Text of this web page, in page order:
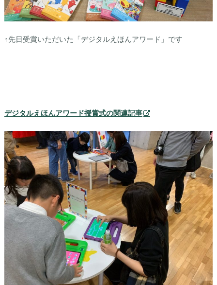
↑先日受賞いただいた「デジタルえほんアワード」です
デジタルえほんアワード授賞式の関連記事